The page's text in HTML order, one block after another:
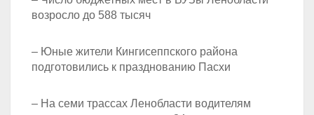
возросло до 588 тысяч
– Юные жители Кингисеппского района
подготовились к празднованию Пасхи
– На семи трассах Ленобласти водителям